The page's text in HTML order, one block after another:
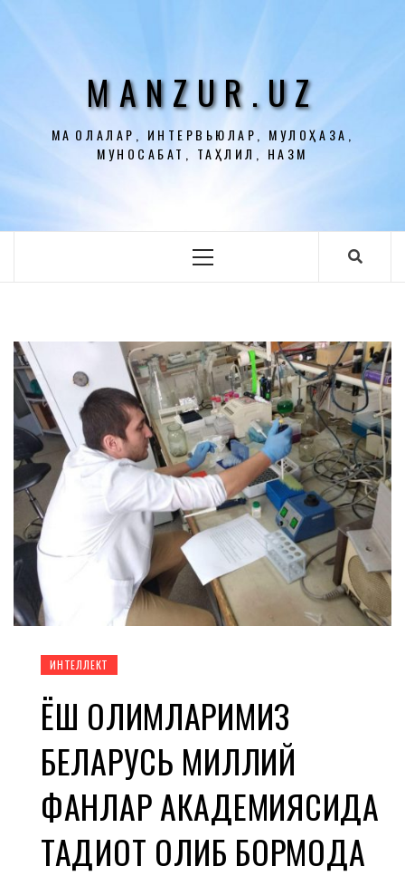
MANZUR.UZ
МАҚОЛАЛАР, ИНТЕРВЬЮЛАР, МУЛОҲАЗА,
МУНОСАБАТ, ТАҲЛИЛ, НАЗМ
меню
ИНТЕЛЛЕКТ
ЁШ ОЛИМЛАРИМИЗ
БЕЛАРУСЬ МИЛЛИЙ
ФАНЛАР АКАДЕМИЯСИДА
ТАДҚИҚОТ ОЛИБ БОРМОҚДА